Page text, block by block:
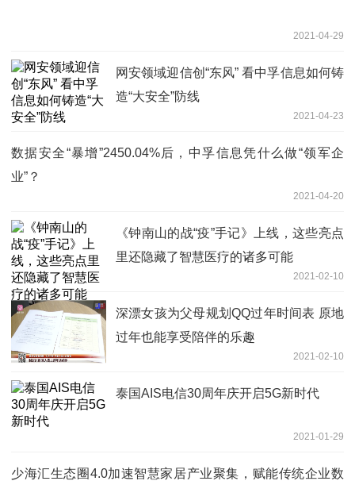
2021-04-29
网安领域迎信创“东风” 看中孚信息如何铸
造“大安全”防线
2021-04-23
数据安全“暴增”2450.04%后，中孚信息凭什么做“领军企
业”？
2021-04-20
《钟南山的战“疫”手记》上线，这些亮点
里还隐藏了智慧医疗的诸多可能
2021-02-10
深漂女孩为父母规划QQ过年时间表 原地
过年也能享受陪伴的乐趣
2021-02-10
泰国AIS电信30周年庆开启5G新时代
2021-01-29
少海汇生态圈4.0加速智慧家居产业聚集，赋能传统企业数